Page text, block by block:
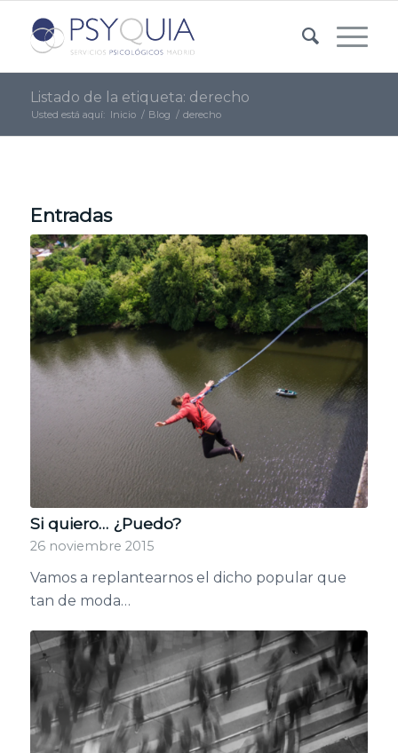
Listado de la etiqueta: derecho
Usted está aquí: Inicio / Blog / derecho
Entradas
Si quiero… ¿Puedo?
26 noviembre 2015
Vamos a replantearnos el dicho popular que
tan de moda…